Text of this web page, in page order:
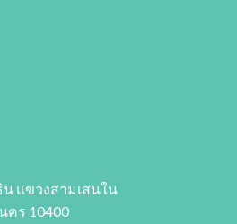
แขวงสามเสนใน
คร 10400